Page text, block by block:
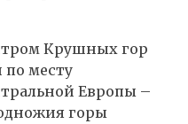
Крушных гор
месту
Европы –
горы